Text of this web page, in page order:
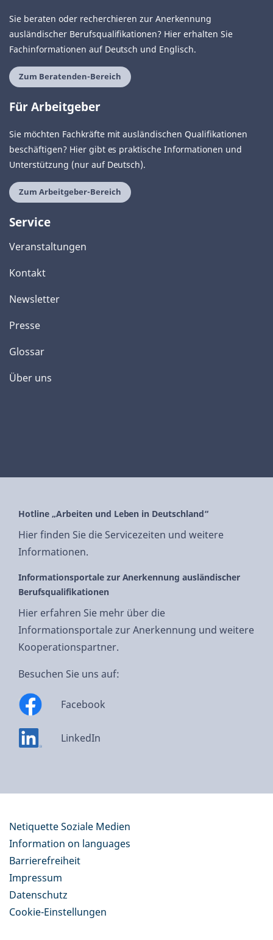
Sie beraten oder recherchieren zur Anerkennung
ausländischer Berufsqualifikationen? Hier erhalten Sie
Fachinformationen auf Deutsch und Englisch.
Zum Beratenden-Bereich
Für Arbeitgeber
Sie möchten Fachkräfte mit ausländischen Qualifikationen
beschäftigen? Hier gibt es praktische Informationen und
Unterstützung (nur auf Deutsch).
Zum Arbeitgeber-Bereich
Service
Veranstaltungen
Kontakt
Newsletter
Presse
Glossar
Über uns
Hotline „Arbeiten und Leben in Deutschland“
Hier finden Sie die Servicezeiten und weitere
Informationen.
Informationsportale zur Anerkennung ausländischer
Berufsqualifikationen
Hier erfahren Sie mehr über die
Informationsportale zur Anerkennung und weitere
Kooperationspartner.
Besuchen Sie uns auf:
Facebook
LinkedIn
Netiquette Soziale Medien
Information on languages
Barrierefreiheit
Impressum
Datenschutz
Cookie-Einstellungen